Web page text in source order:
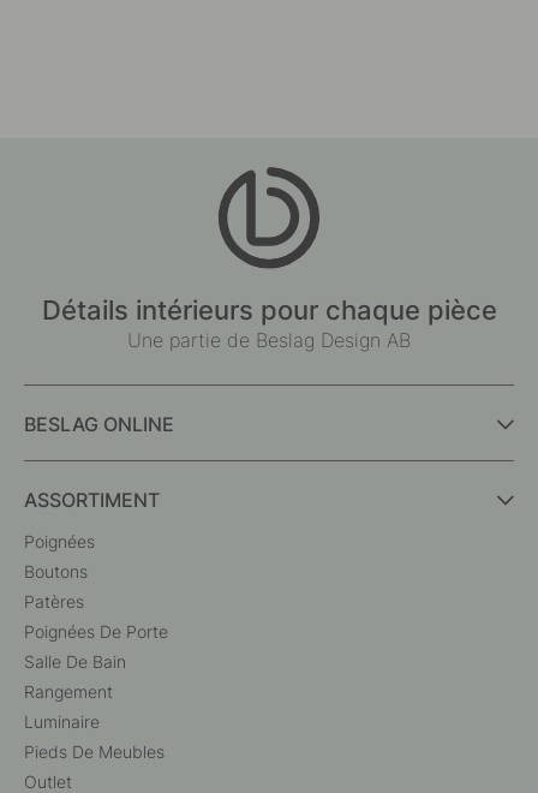
Détails intérieurs pour chaque pièce
Une partie de Beslag Design AB
BESLAG ONLINE
ASSORTIMENT
Poignées
Boutons
Patères
Poignées De Porte
Salle De Bain
Rangement
Luminaire
Pieds De Meubles
Outlet